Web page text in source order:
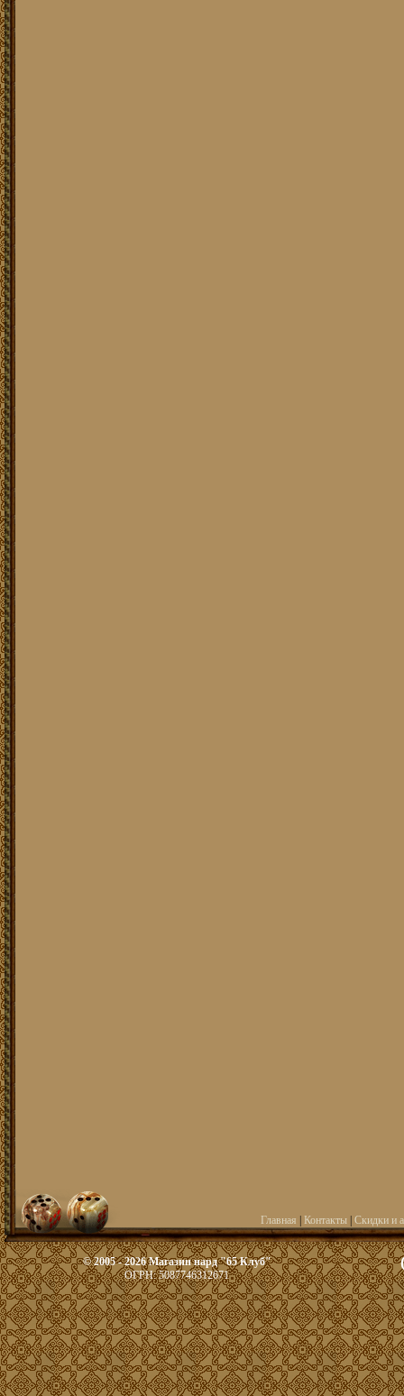
Главная Контакты| Скидки и
© 2005 - 2026 Магазин нард "65 Клуб"
ОГРН: 5087746312671